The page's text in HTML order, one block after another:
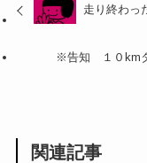
走り終わっ
※告知 １０kmタ
関連記事